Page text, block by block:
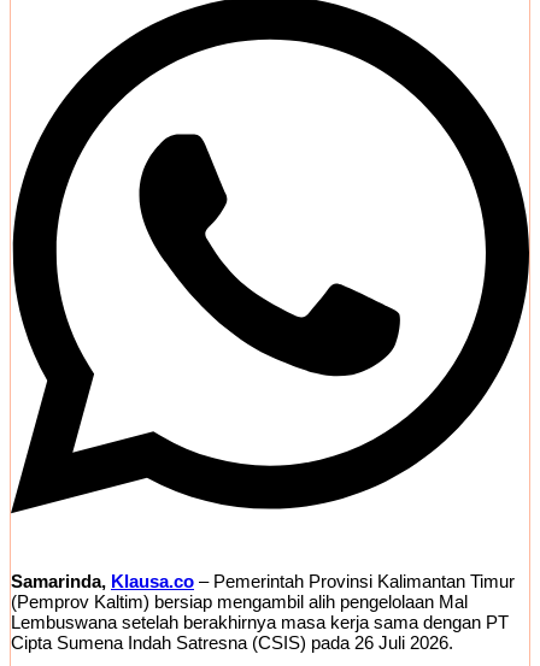
Samarinda, Klausa.co – Pemerintah Provinsi Kalimantan Timur
(Pemprov Kaltim) bersiap mengambil alih pengelolaan Mal
Lembuswana setelah berakhirnya masa kerja sama dengan PT
Cipta Sumena Indah Satresna (CSIS) pada 26 Juli 2026.